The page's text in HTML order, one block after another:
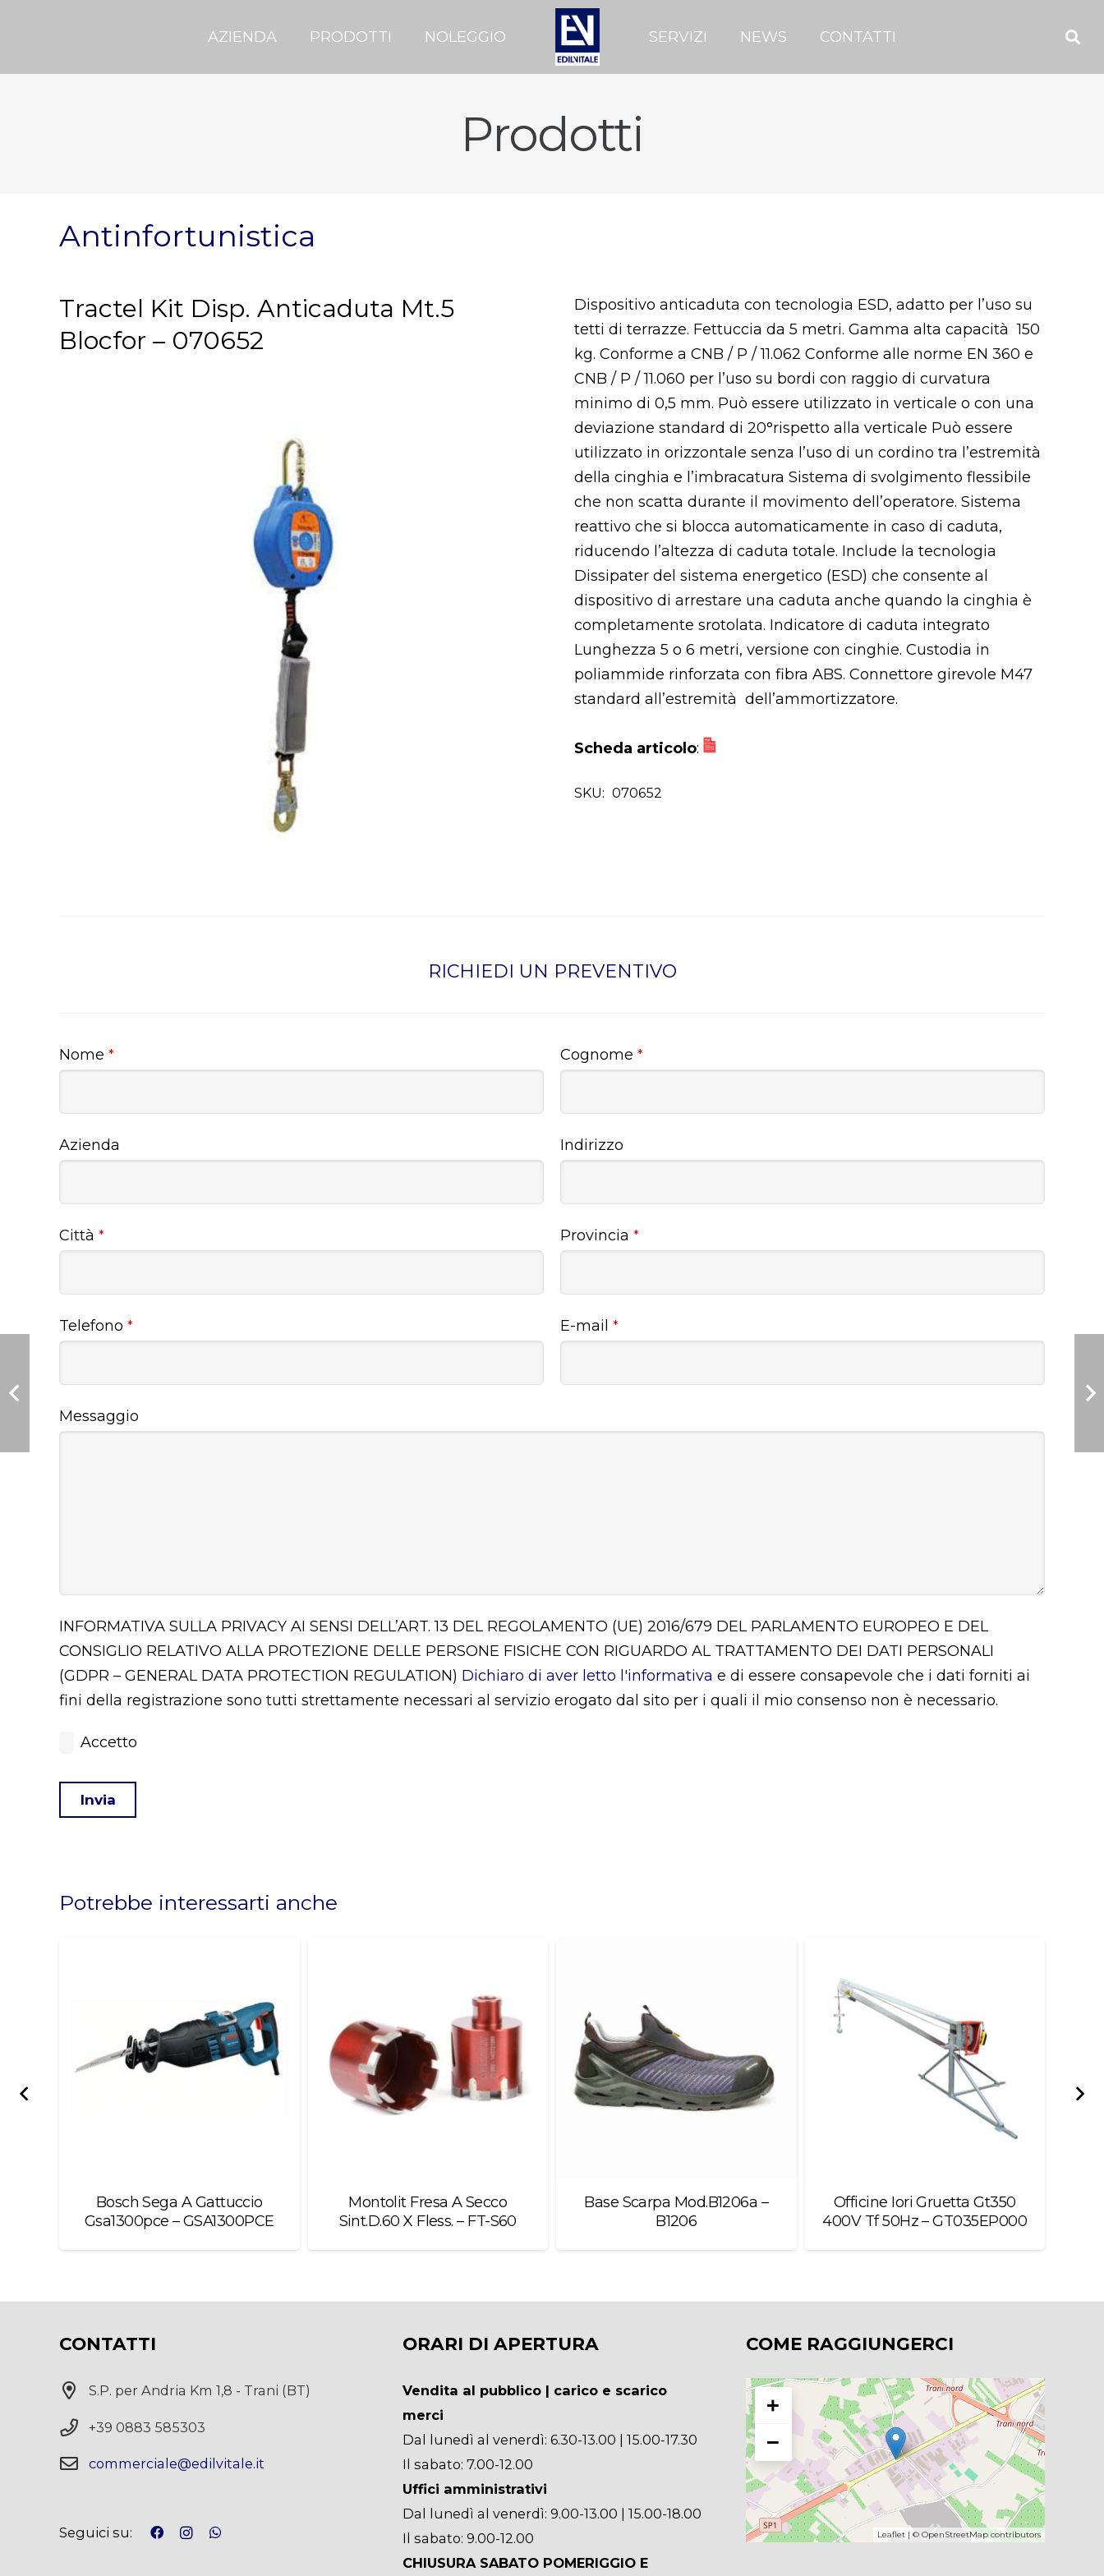
AZIENDA PRODOTTI NOLEGGIO SERVIZI NEWS CONTATTI
Prodotti
Antinfortunistica
Tractel Kit Disp. Anticaduta Mt.5
Blocfor – 070652
Dispositivo anticaduta con tecnologia ESD, adatto per l’uso su
tetti di terrazze. Fettuccia da 5 metri. Gamma alta capacità 150
kg. Conforme a CNB / P / 11.062 Conforme alle norme EN 360 e
CNB / P / 11.060 per l’uso su bordi con raggio di curvatura
minimo di 0,5 mm. Può essere utilizzato in verticale o con una
deviazione standard di 20°rispetto alla verticale Può essere
utilizzato in orizzontale senza l’uso di un cordino tra l’estremità
della cinghia e l’imbracatura Sistema di svolgimento flessibile
che non scatta durante il movimento dell’operatore. Sistema
reattivo che si blocca automaticamente in caso di caduta,
riducendo l’altezza di caduta totale. Include la tecnologia
Dissipater del sistema energetico (ESD) che consente al
dispositivo di arrestare una caduta anche quando la cinghia è
completamente srotolata. Indicatore di caduta integrato
Lunghezza 5 o 6 metri, versione con cinghie. Custodia in
poliammide rinforzata con fibra ABS. Connettore girevole M47
standard all’estremità dell’ammortizzatore.
Scheda articolo:
SKU: 070652
RICHIEDI UN PREVENTIVO
Nome *
Azienda
Città *
Telefono *
Cognome *
Indirizzo
Provincia *
E-mail *
Messaggio
INFORMATIVA SULLA PRIVACY AI SENSI DELL’ART. 13 DEL REGOLAMENTO (UE) 2016/679 DEL PARLAMENTO EUROPEO E DEL
CONSIGLIO RELATIVO ALLA PROTEZIONE DELLE PERSONE FISICHE CON RIGUARDO AL TRATTAMENTO DEI DATI PERSONALI
(GDPR – GENERAL DATA PROTECTION REGULATION) Dichiaro di aver letto l'informativa e di essere consapevole che i dati forniti ai
fini della registrazione sono tutti strettamente necessari al servizio erogato dal sito per i quali il mio consenso non è necessario.
Accetto
Invia
should
Potrebbe interessarti anche
Bosch Sega A Gattuccio
Gsa1300pce – GSA1300PCE
Montolit Fresa A Secco
Sint.D.60 X Fless. – FT-S60
Base Scarpa Mod.B1206a –
B1206
Officine Iori Gruetta Gt350
400V Tf 50Hz – GT035EP000
CONTATTI
S.P. per Andria Km 1,8 - Trani (BT)
+39 0883 585303
commerciale@edilvitale.it
Seguici su:
ORARI DI APERTURA
Vendita al pubblico | carico e scarico
merci
Dal lunedì al venerdì: 6.30-13.00 | 15.00-17.30
Il sabato: 7.00-12.00
Uffici amministrativi
Dal lunedì al venerdì: 9.00-13.00 | 15.00-18.00
Il sabato: 9.00-12.00
CHIUSURA SABATO POMERIGGIO E
COME RAGGIUNGERCI
+
−
Leaflet| © OpenStreetMapcontributors